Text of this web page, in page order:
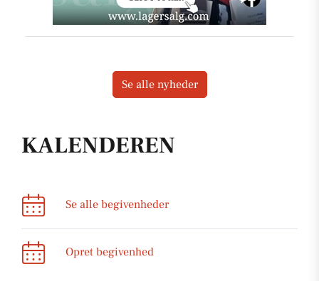
KALENDEREN
Se alle begivenheder
Opret begivenhed
Se alle nyheder